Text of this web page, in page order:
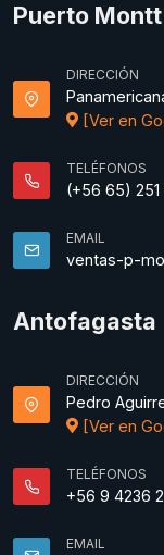
Puerto Montt
DIRECCIÓN
[Ver en
TELÉFONOS
(+56 65) 251
EMAIL
ventas-p-
Antofagasta
DIRECCIÓN
Pedro
[Ver en
TELÉFONOS
+56 9 4236
EMAIL